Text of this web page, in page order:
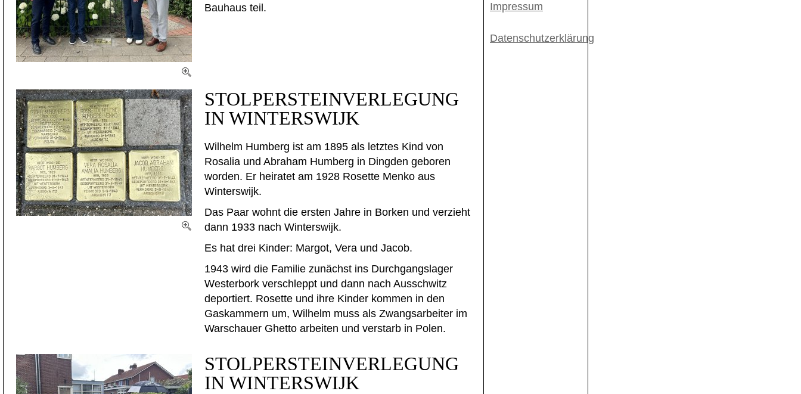
Bauhaus teil.
STOLPERSTEINVERLEGUNG
IN WINTERSWIJK
Wilhelm Humberg ist am 1895 als letztes Kind von
Rosalia und Abraham Humberg in Dingden geboren
worden. Er heiratet am 1928 Rosette Menko aus
Winterswijk.
Das Paar wohnt die ersten Jahre in Borken und verzieht
dann 1933 nach Winterswijk.
Es hat drei Kinder: Margot, Vera und Jacob.
1943 wird die Familie zunächst ins Durchgangslager
Westerbork verschleppt und dann nach Ausschwitz
deportiert. Rosette und ihre Kinder kommen in den
Gaskammern um, Wilhelm muss als Zwangsarbeiter im
Warschauer Ghetto arbeiten und verstarb in Polen.
STOLPERSTEINVERLEGUNG
IN WINTERSWIJK
Impressum
Datenschutzerklärung